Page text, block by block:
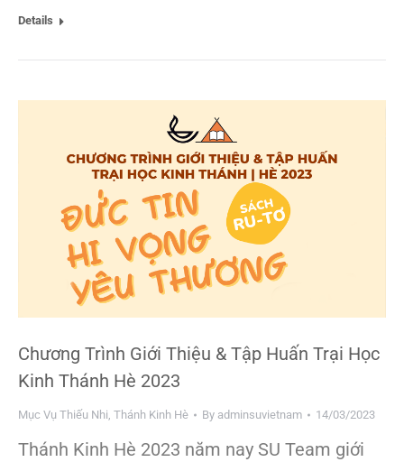
Details
Chương Trình Giới Thiệu & Tập Huấn Trại Học
Kinh Thánh Hè 2023
Mục Vụ Thiếu Nhi, Thánh Kinh Hè By adminsuvietnam 14/03/2023
Thánh Kinh Hè 2023 năm nay SU Team giới